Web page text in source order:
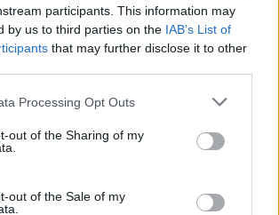
participants. This information may
by us to third parties on the IAB’s List of
that may further disclose it to other
Processing Opt Outs
out of the Sharing of my
out of the Sale of my